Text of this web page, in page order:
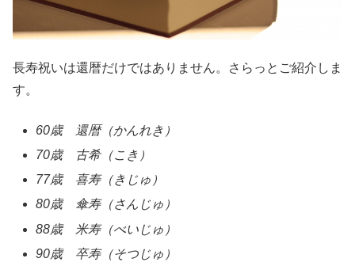
長寿祝いは還暦だけではありません。さらっとご紹介しま
す。
60歳 還暦（かんれき）
70歳 古希（こき）
77歳 喜寿（きじゅ）
80歳 傘寿（さんじゅ）
88歳 米寿（べいじゅ）
90歳 卒寿（そつじゅ）